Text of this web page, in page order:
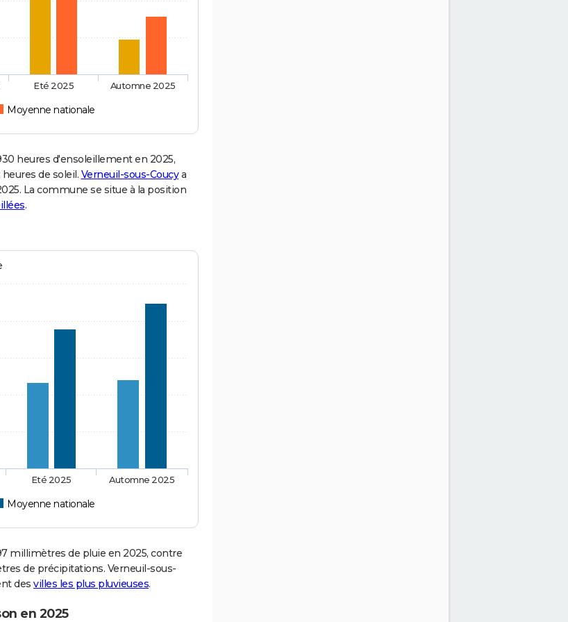
Moyenne nationale
Eté 2025 Automne 2025
heures d'ensoleillement en 2025,
de soleil. Verneuil-sous-Coucya
La commune se situe à la position
.
Moyenne nationale
Eté 2025 Automne 2025
millimètres de pluie en 2025, contre
de précipitations. Verneuil-sous-
des villes les plus pluvieuses.
en 2025